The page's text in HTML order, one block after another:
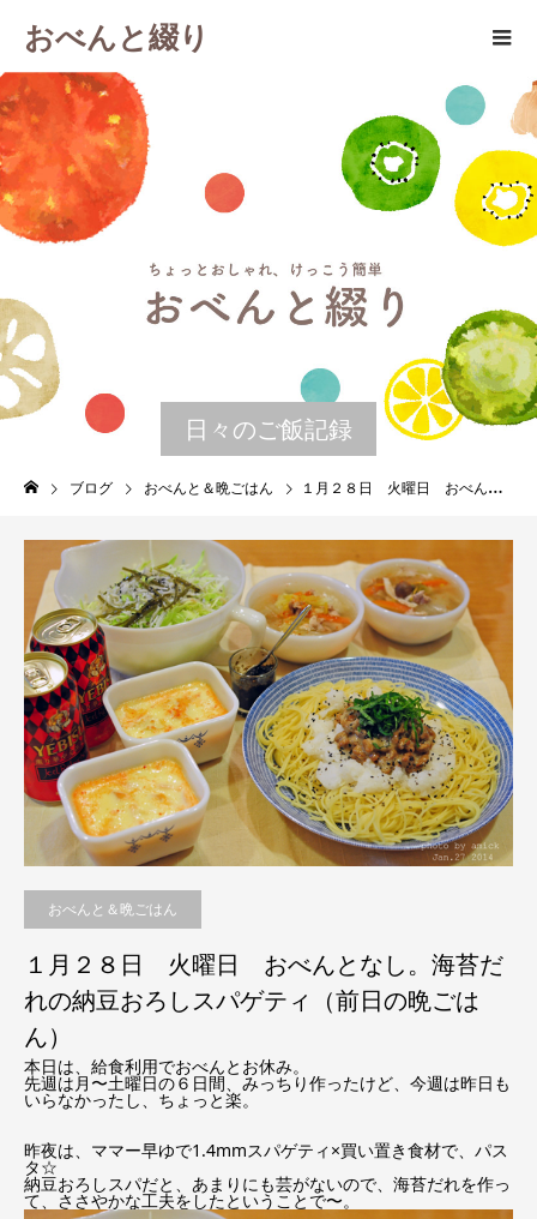
おべんと綴り
日々のご飯記録
ブログ おべんと＆晩ごはん １月２８日 火曜日 おべんとなし。海苔だれの納豆おろしスパゲティ（前日の晩ごはん）
おべんと＆晩ごはん
１月２８日 火曜日 おべんとなし。海苔だ
れの納豆おろしスパゲティ（前日の晩ごは
ん）
本日は、給食利用でおべんとお休み。
先週は月〜土曜日の６日間、みっちり作ったけど、今週は昨日も
いらなかったし、ちょっと楽。
昨夜は、ママー早ゆで1.4mmスパゲティ×買い置き食材で、パス
タ☆
納豆おろしスパだと、あまりにも芸がないので、海苔だれを作っ
て、ささやかな工夫をしたということで〜。